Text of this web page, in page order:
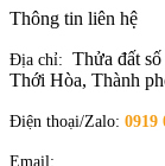
Thông tin liên hệ
Địa chỉ: Thửa đất
Thới Hòa, Thành
Điện thoại/Zalo: 0919
Email: